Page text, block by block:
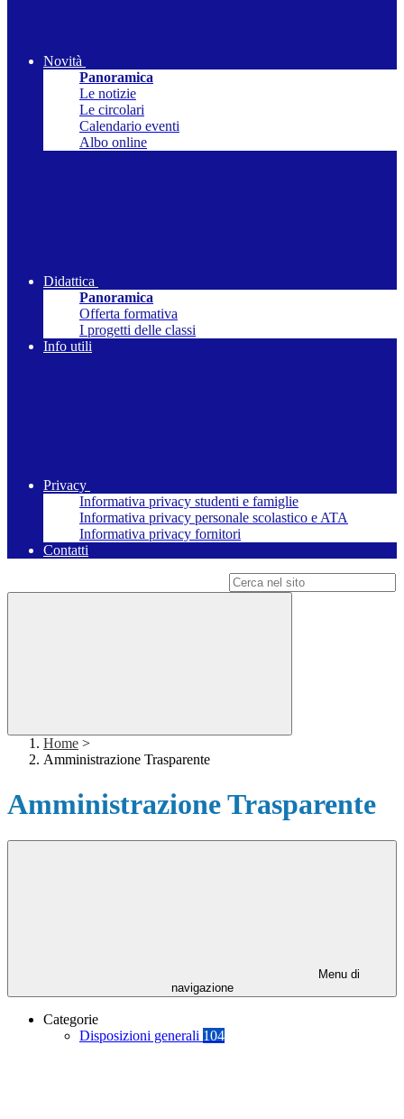
Novità
Panoramica
Le notizie
Le circolari
Calendario eventi
Albo online
Didattica
Panoramica
Offerta formativa
I progetti delle classi
Info utili
Privacy
Informativa privacy studenti e famiglie
Informativa privacy personale scolastico e ATA
Informativa privacy fornitori
Contatti
Home >
Amministrazione Trasparente
Amministrazione Trasparente
Menu di
navigazione
Categorie
Disposizioni generali 104